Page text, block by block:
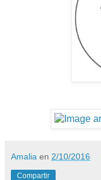
Amalia en 2/10/2016
Compartir